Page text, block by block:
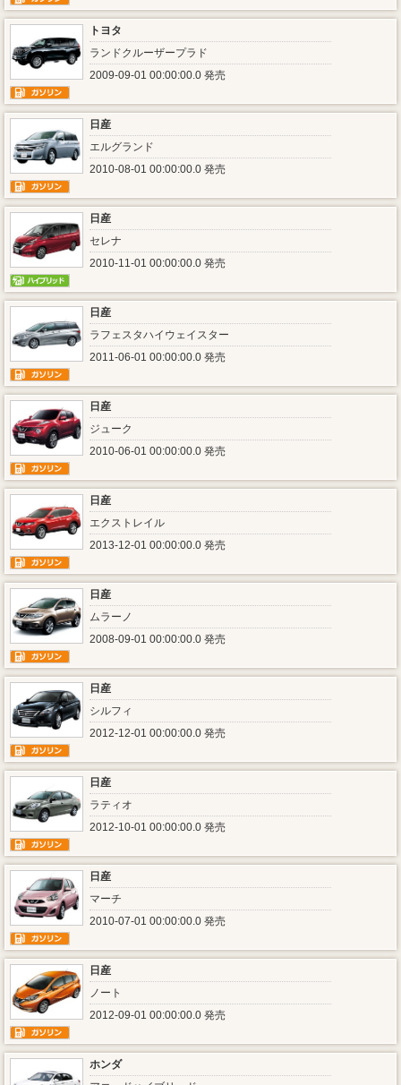
トヨタ
ランドクルーザープラド
2009-09-01 00:00:00.0 発売
日産
エルグランド
2010-08-01 00:00:00.0 発売
日産
セレナ
2010-11-01 00:00:00.0 発売
日産
ラフェスタハイウェイスター
2011-06-01 00:00:00.0 発売
日産
ジューク
2010-06-01 00:00:00.0 発売
日産
エクストレイル
2013-12-01 00:00:00.0 発売
日産
ムラーノ
2008-09-01 00:00:00.0 発売
日産
シルフィ
2012-12-01 00:00:00.0 発売
日産
ラティオ
2012-10-01 00:00:00.0 発売
日産
マーチ
2010-07-01 00:00:00.0 発売
日産
ノート
2012-09-01 00:00:00.0 発売
ホンダ